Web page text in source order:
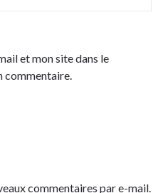
et mon site dans le
commentaire.
commentaires par e-mail.